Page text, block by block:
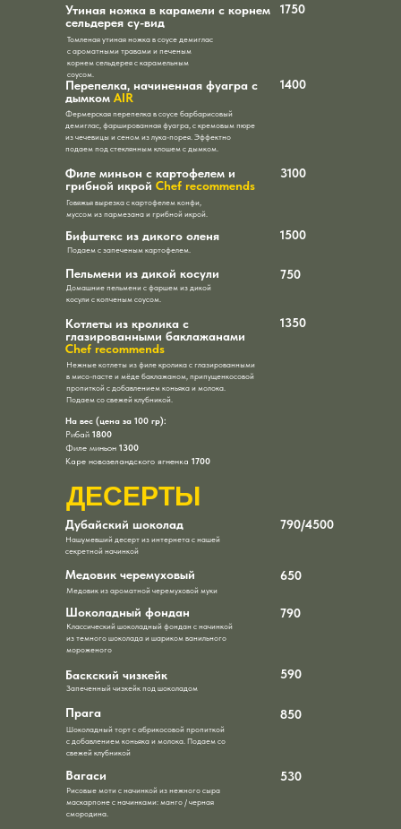
Утиная ножка в карамели с корнем
сельдерея су-вид
Перепелка, начиненная фуагра с
дымком AIR
Филе миньон с картофелем и
грибной икрой Chef recommends
Бифштекс из дикого оленя
Пельмени из дикой косули
Котлеты из кролика с
глазированными баклажанами
Chef recommends
Дубайский шоколад
Медовик черемуховый
Шоколадный фондан
Баскский чизкейк
Прага
Вагаси
ДЕСЕРТЫ
1750
1400
3100
1500
750
1350
790/4500
650
790
590
850
530
Томленая утиная ножка в соусе демиглас
с ароматными травами и печеным
корнем сельдерея с карамельным
соусом.
Фермерская перепелка в соусе барбарисовый
демиглас, фаршированная фуагра, с кремовым пюре
из чечевицы и сеном из лука-порея. Эффектно
подаем под стеклянным клошем с дымком.
Говяжья вырезка с картофелем конфи,
муссом из пармезана и грибной икрой.
Подаем с запеченым картофелем.
Домашние пельмени с фаршем из дикой
косули с копченым соусом.
Нежные котлеты из филе кролика с глазированными
в мисо-пасте и мёде баклажаном, припущенкосовой
пропиткой с добавлением коньяка и молока.
Подаем со свежей клубникой.
Нашумевший десерт из интернета с нашей
секретной начинкой
Медовик из ароматной черемуховой муки
Классический шоколадный фондан с начинкой
из темного шоколада и шариком ванильного
мороженого
Запеченный чизкейк под шоколадом
Шоколадный торт с абрикосовой пропиткой
с добавлением коньяка и молока. Подаем со
свежей клубникой
Рисовые моти с начинкой из нежного сыра
маскарпоне с начинками: манго / черная
смородина.
На вес (цена за 100 гр):
Рибай 1800
Филе миньон 1300
Каре новозеландского ягненка 1700